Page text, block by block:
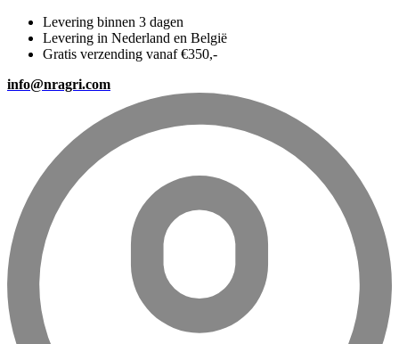
Levering binnen 3 dagen
Levering in Nederland en België
Gratis verzending vanaf €350,-
info@nragri.com